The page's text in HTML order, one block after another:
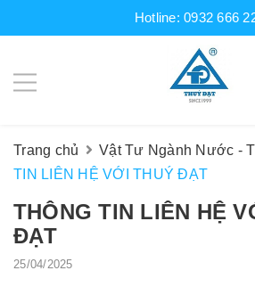
Hotline:0932 666
Trang chủ Vật Tư Ngành Nước -
TIN LIÊN HỆ VỚI THUÝ ĐẠT
THÔNG TIN LIÊN HỆ
ĐẠT
25/04/2025